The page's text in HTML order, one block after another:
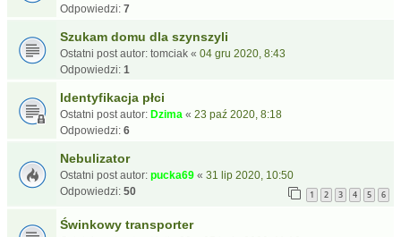
Odpowiedzi: 7
Szukam domu dla szynszyli
Ostatni post autor: tomciak « 04 gru 2020, 8:43
Odpowiedzi: 1
Identyfikacja płci
Ostatni post autor: Dzima « 23 paź 2020, 8:18
Odpowiedzi: 6
Nebulizator
Ostatni post autor: pucka69 « 31 lip 2020, 10:50
Odpowiedzi: 50 1 2 3 4 5 6
Świnkowy transporter